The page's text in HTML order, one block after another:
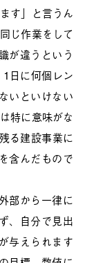
す」と言うん
じ作業をして
が違うという
日に何個レン
いといけない
特に意味がな
る建設事業に
含んだもので
部から一律に
、自分で見出
与えられます